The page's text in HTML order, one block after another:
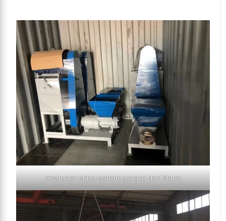
ekstruder briket serbuk gergaji dari Shuliy